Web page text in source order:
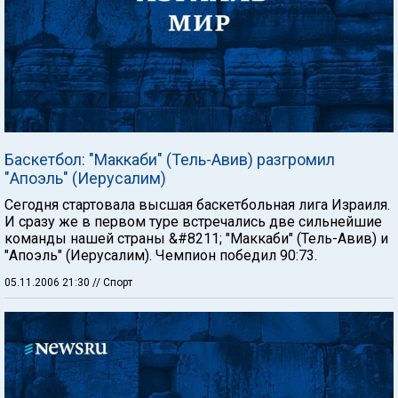
Баскетбол: "Маккаби" (Тель-Авив) разгромил
"Апоэль" (Иерусалим)
Сегодня стартовала высшая баскетбольная лига Израиля.
И сразу же в первом туре встречались две сильнейшие
команды нашей страны &#8211; "Маккаби" (Тель-Авив) и
"Апоэль" (Иерусалим). Чемпион победил 90:73.
05.11.2006 21:30 // Спорт